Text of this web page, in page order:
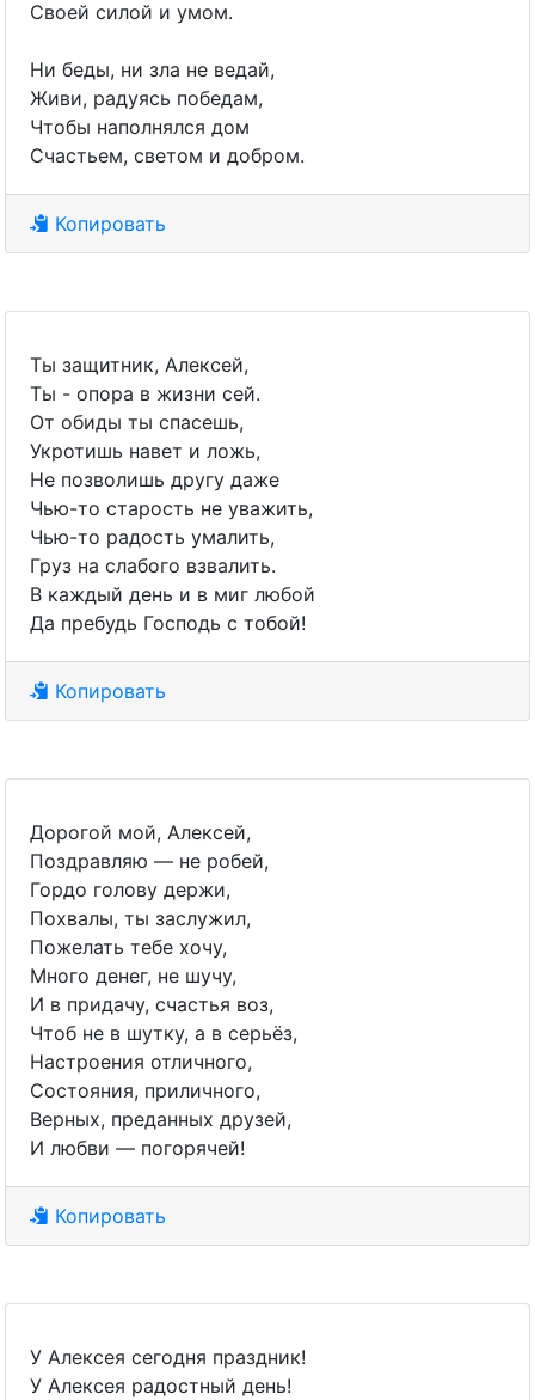
Своей силой и умом.
Ни беды, ни зла не ведай,
Живи, радуясь победам,
Чтобы наполнялся дом
Счастьем, светом и добром.
Копировать
Ты защитник, Алексей,
Ты - опора в жизни сей.
От обиды ты спасешь,
Укротишь навет и ложь,
Не позволишь другу даже
Чью-то старость не уважить,
Чью-то радость умалить,
Груз на слабого взвалить.
В каждый день и в миг любой
Да пребудь Господь с тобой!
Копировать
Дорогой мой, Алексей,
Поздравляю — не робей,
Гордо голову держи,
Похвалы, ты заслужил,
Пожелать тебе хочу,
Много денег, не шучу,
И в придачу, счастья воз,
Чтоб не в шутку, а в серьёз,
Настроения отличного,
Состояния, приличного,
Верных, преданных друзей,
И любви — погорячей!
Копировать
У Алексея сегодня праздник!
У Алексея радостный день!